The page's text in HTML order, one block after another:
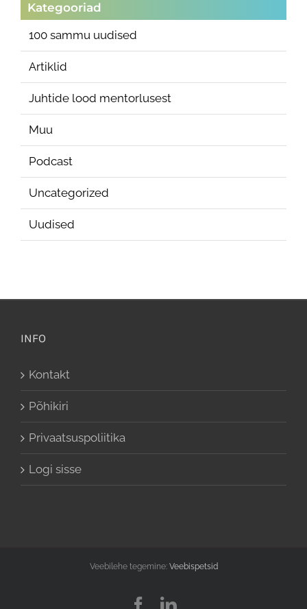
Kategooriad
100 sammu uudised
Artiklid
Juhtide lood mentorlusest
Muu
Podcast
Uncategorized
Uudised
INFO
Kontakt
Põhikiri
Privaatsuspoliitika
Logi sisse
Veebilehe tegemine: Veebispetsid
Facebook
LinkedIn